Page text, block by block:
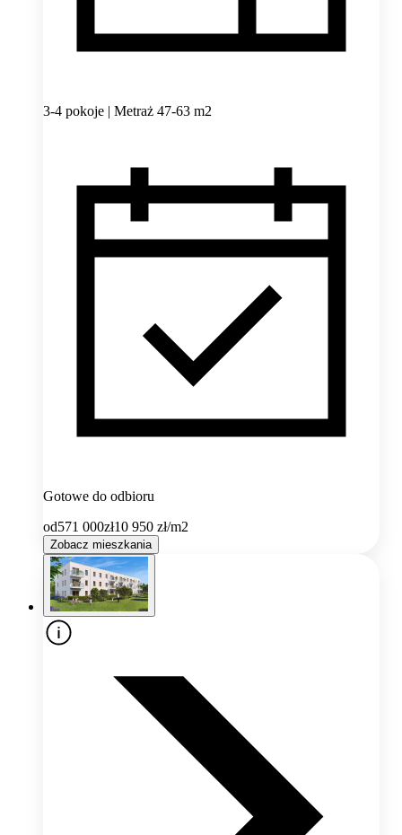
3-4 pokoje | Metraż 47-63 m2
Gotowe do odbioru
od571 000zł10 950 zł/m2
Zobacz mieszkania